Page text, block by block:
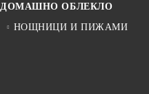
ДОМАШНО ОБЛЕКЛО
НОЩНИЦИ И ПИЖАМИ